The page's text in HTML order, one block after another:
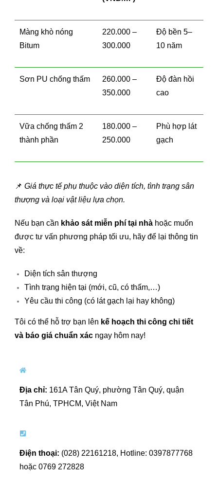
Màng khò nóng
Bitum
220.000 –
300.000
Độ bền 5–
10 năm
Sơn PU chống thấm
260.000 –
350.000
Độ đàn hồi
cao
Vữa chống thấm 2
thành phần
180.000 –
250.000
Phù hợp lát
gạch
📌 Giá thực tế phụ thuộc vào diện tích, tình trạng sân
thượng và loại vật liệu lựa chọn.
Nếu bạn cần khảo sát miễn phí tại nhà hoặc muốn
được tư vấn phương pháp tối ưu, hãy để lại thông tin
về:
Diện tích sân thượng
Tình trạng hiện tại (mới, cũ, có thấm,…)
Yêu cầu thi công (có lát gạch lại hay không)
Tôi có thể hỗ trợ bạn lên kế hoạch thi công chi tiết
và báo giá chuẩn xác ngay hôm nay!
Địa chỉ: 161A Tân Quý, phường Tân Quý, quận
Tân Phú, TPHCM, Việt Nam
Điện thoại: (028) 22161218, Hotline: 0397877768
hoặc 0769 272828